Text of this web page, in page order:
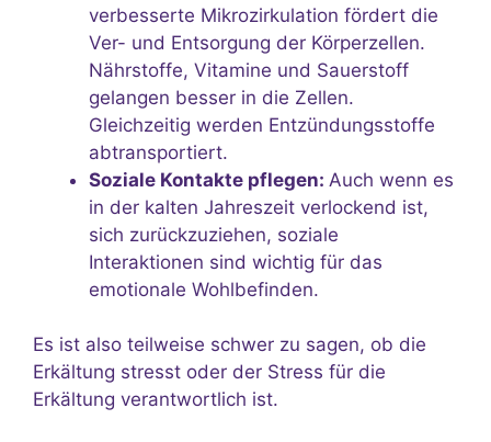
verbesserte Mikrozirkulation fördert die
Ver- und Entsorgung der Körperzellen.
Nährstoffe, Vitamine und Sauerstoff
gelangen besser in die Zellen.
Gleichzeitig werden Entzündungsstoffe
abtransportiert.
Soziale Kontakte pflegen: Auch wenn es
in der kalten Jahreszeit verlockend ist,
sich zurückzuziehen, soziale
Interaktionen sind wichtig für das
emotionale Wohlbefinden.
Es ist also teilweise schwer zu sagen, ob die
Erkältung stresst oder der Stress für die
Erkältung verantwortlich ist.